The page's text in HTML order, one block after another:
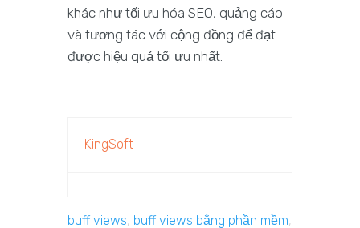
khác như tối ưu hóa SEO, quảng cáo
và tương tác với cộng đồng để đạt
được hiệu quả tối ưu nhất.
KingSoft
buff views, buff views bằng phần mềm,